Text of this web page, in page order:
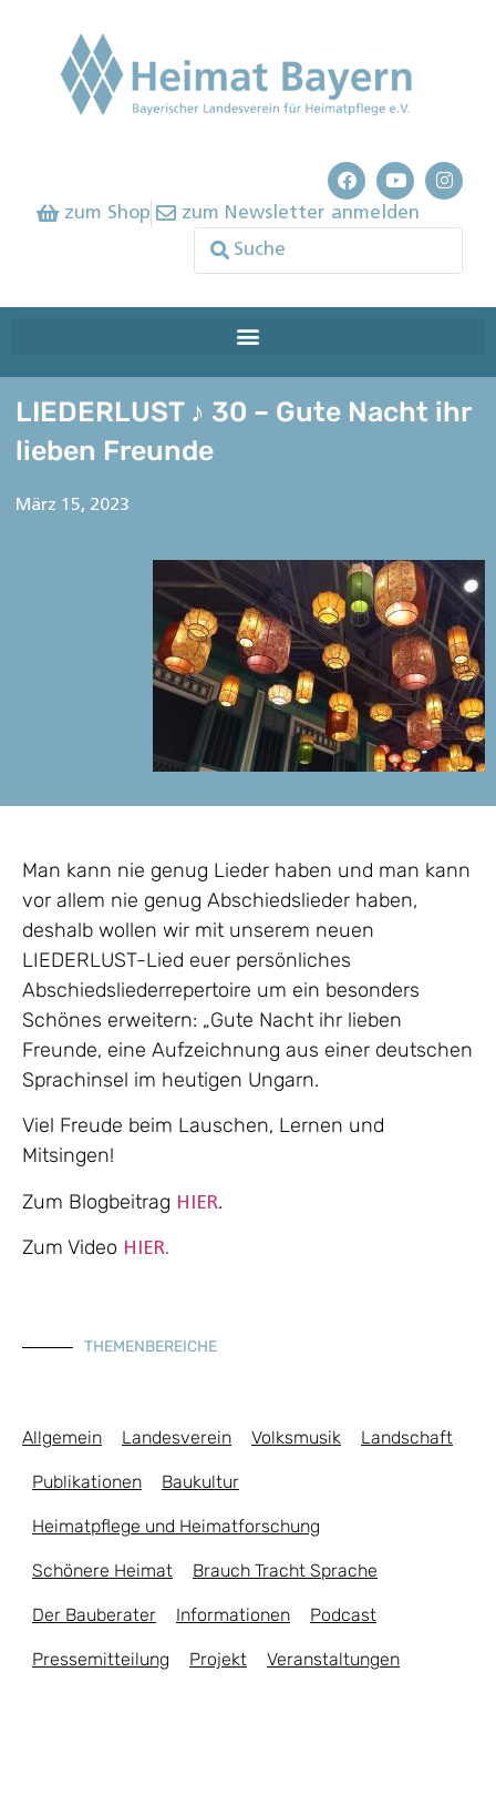
zum Shop zum Newsletter anmelden
LIEDERLUST ♪ 30 – Gute Nacht ihr
lieben Freunde
März 15, 2023
Man kann nie genug Lieder haben und man kann
vor allem nie genug Abschiedslieder haben,
deshalb wollen wir mit unserem neuen
LIEDERLUST-Lied euer persönliches
Abschiedsliederrepertoire um ein besonders
Schönes erweitern: „Gute Nacht ihr lieben
Freunde, eine Aufzeichnung aus einer deutschen
Sprachinsel im heutigen Ungarn.
Viel Freude beim Lauschen, Lernen und
Mitsingen!
Zum Blogbeitrag HIER.
Zum Video HIER.
THEMENBEREICHE
Allgemein Landesverein Volksmusik Landschaft
Publikationen Baukultur
Heimatpflege und Heimatforschung
Schönere Heimat Brauch Tracht Sprache
Der Bauberater Informationen Podcast
Pressemitteilung Projekt Veranstaltungen